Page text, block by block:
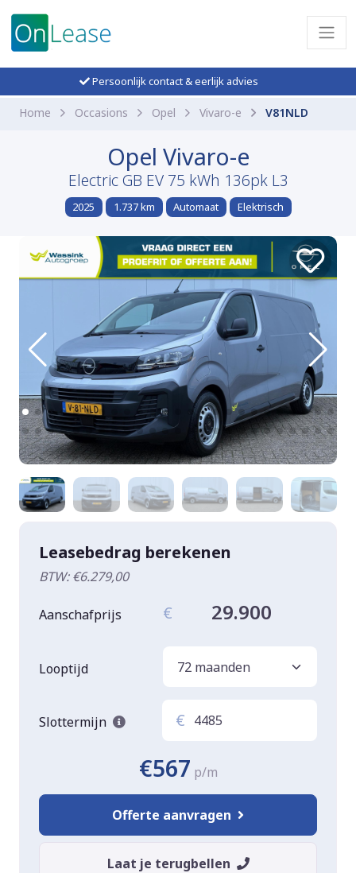
Persoonlijk contact & eerlijk advies
Home Occasions Opel Vivaro-e V81NLD
Opel Vivaro-e
Electric GB EV 75 kWh 136pk L3
2025 1.737 km Automaat Elektrisch
Leasebedrag berekenen
BTW: €6.279,00
Aanschafprijs € 29.900
Looptijd
Slottermijn €
€567 p/m
Offerte aanvragen
Laat je terugbellen